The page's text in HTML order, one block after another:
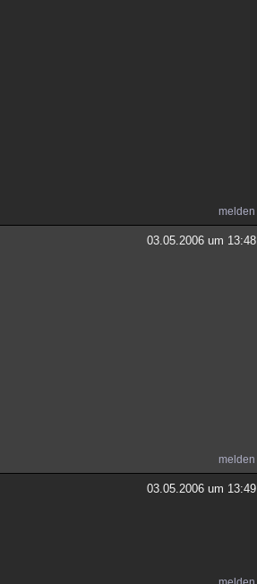
melden
03.05.2006 um 13:48
melden
03.05.2006 um 13:49